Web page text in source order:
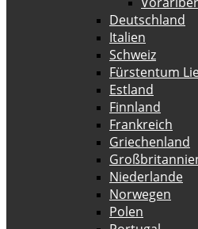
Deutschland
Italien
Schweiz
Fürstentum
Estland
Finnland
Frankreich
Griechenland
Niederlande
Norwegen
Polen